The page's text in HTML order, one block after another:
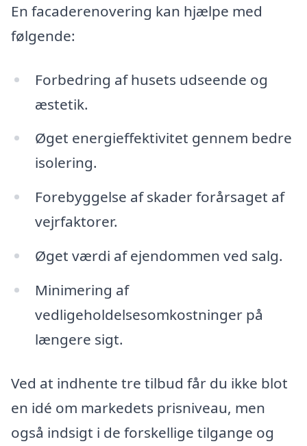
En facaderenovering kan hjælpe med
følgende:
Forbedring af husets udseende og
æstetik.
Øget energieffektivitet gennem bedre
isolering.
Forebyggelse af skader forårsaget af
vejrfaktorer.
Øget værdi af ejendommen ved salg.
Minimering af
vedligeholdelsesomkostninger på
længere sigt.
Ved at indhente tre tilbud får du ikke blot
en idé om markedets prisniveau, men
også indsigt i de forskellige tilgange og